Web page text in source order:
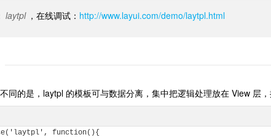
laytpl ，在线调试： http://www.layui.com/demo/laytpl.html
同的是，laytpl 的模板可与数据分离，集中把逻辑处理放在 View 层
function(){